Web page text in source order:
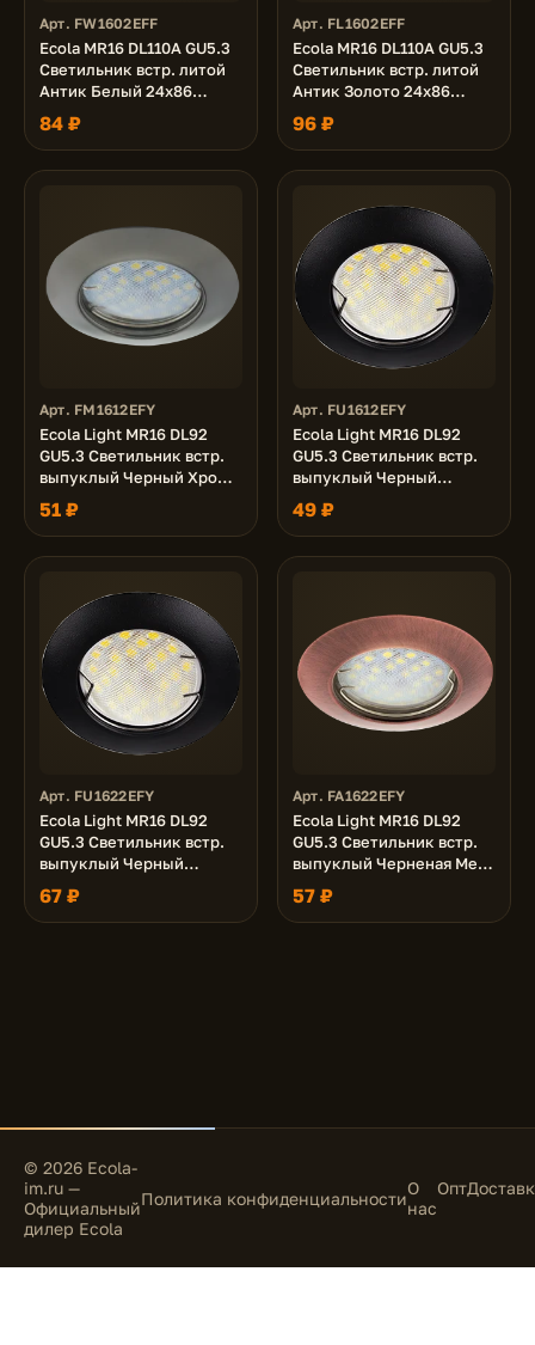
Арт. FW1602EFF
Ecola MR16 DL110A GU5.3
Светильник встр. литой
Антик Белый 24x86
(кd74)
84 ₽
Арт. FL1602EFF
Ecola MR16 DL110A GU5.3
Светильник встр. литой
Антик Золото 24x86
(кd74)
96 ₽
Арт. FM1612EFY
Ecola Light MR16 DL92
GU5.3 Светильник встр.
выпуклый Черный Хром
30x80 (кd74)
51 ₽
Арт. FU1612EFY
Ecola Light MR16 DL92
GU5.3 Светильник встр.
выпуклый Черный
матовый 30x80 (кd74)
49 ₽
Арт. FU1622EFY
Ecola Light MR16 DL92
GU5.3 Светильник встр.
выпуклый Черный
матовый 30x80 - 2pack
(кd74)
67 ₽
Арт. FA1622EFY
Ecola Light MR16 DL92
GU5.3 Светильник встр.
выпуклый Черненая Медь
30x80 - 2pack (кd74)
57 ₽
© 2026 Ecola-
im.ru —
Официальный
дилер Ecola
Политика конфиденциальностиО
нас
Опт